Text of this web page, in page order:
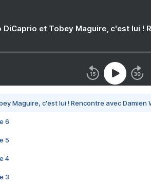
DiCaprio et Tobey Maguire, c'est lui !
Maguire, c'est lui ! Rencontre avec Damien
6
5
4
3